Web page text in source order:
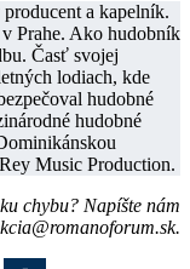
a kapelník.
Prahe. Ako hudobník
Časť svojej
lodiach, kde
hudobné
hudobné
Music Production.
chybu? Napíšte nám
.